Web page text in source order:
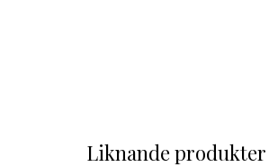
Liknande produkter